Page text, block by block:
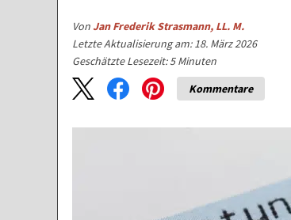
VonJan Frederik Strasmann, LL. M.
Letzte Aktualisierung am: 18. März 2026
Geschätzte Lesezeit:5 Minuten
Kommentare